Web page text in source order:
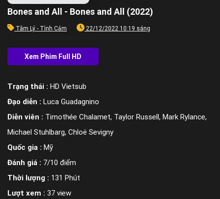
Bones and All - Bones and All (2022)
Tâm Lý - Tình Cảm 22/12/2022 10:19 sáng
Trạng thái : HD Vietsub
Đạo diễn : Luca Guadagnino
Diễn viên : Timothée Chalamet, Taylor Russell, Mark Rylance,
Michael Stuhlbarg, Chloë Sevigny
Quốc gia : Mỹ
Đánh giá : 7/10 điểm
Thời lượng : 131 Phút
Lượt xem : 37 view